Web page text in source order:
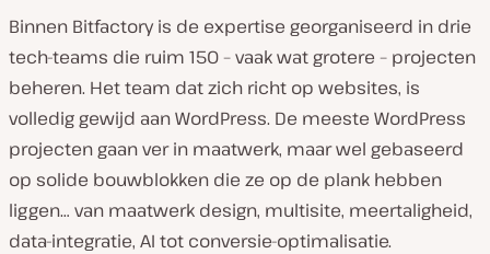
Binnen Bitfactory is de expertise georganiseerd in drie
tech-teams die ruim 150 – vaak wat grotere – projecten
beheren. Het team dat zich richt op websites, is
volledig gewijd aan WordPress. De meeste WordPress
projecten gaan ver in maatwerk, maar wel gebaseerd
op solide bouwblokken die ze op de plank hebben
liggen… van maatwerk design, multisite, meertaligheid,
data-integratie, AI tot conversie-optimalisatie.